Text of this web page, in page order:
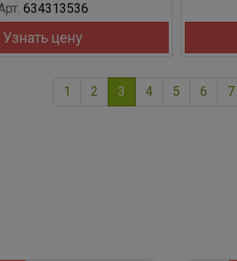
634313536
Узнать цену
1 2 3 4 5 6 7